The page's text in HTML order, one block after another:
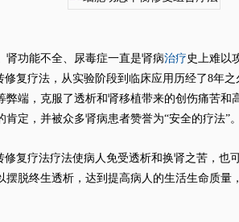
功能不全、尿毒症一直是肾病治疗 史上难以
修复疗法，从实验阶段到临床应用历经了8年
弊端，克服了透析和肾移植带来的创伤痛苦和
肯定，并被众多肾病患者赞誉为“安全的疗法”
复疗法疗法使病人免受透析和换肾之苦，也
摆脱终生透析，达到提高病人的生活生命质量